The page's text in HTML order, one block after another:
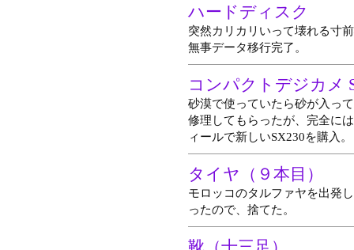
ハードディスク
突然カリカリいって壊れる寸
無事データ移行完了。
コンパクトデジカメ
砂漠で使っていたら砂が入っ
修理してもらったが、完全に
ィールで新しいSX230を購入。
タイヤ（９本目）
モロッコのタルファヤを出発
ったので、捨てた。